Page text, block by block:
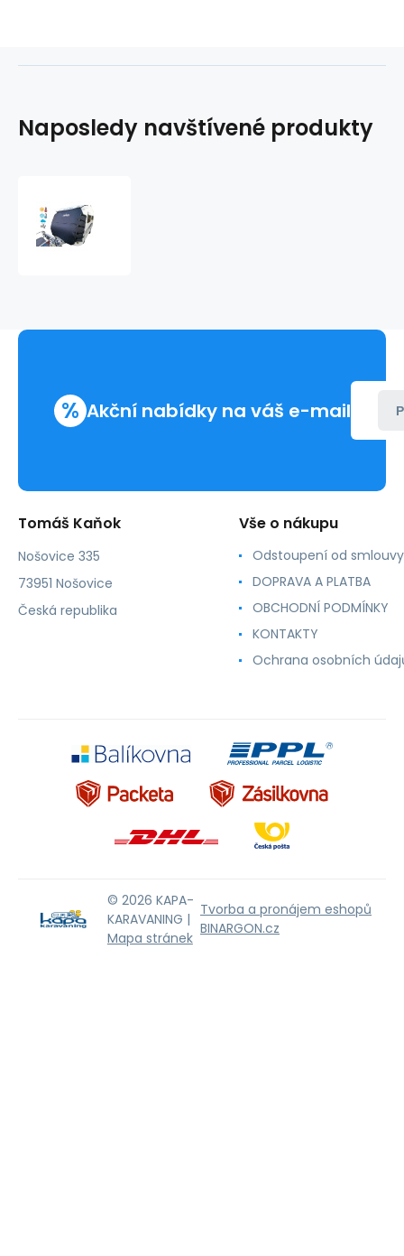
Naposledy navštívené produkty
% Akční nabídky na váš e-mail
Tomáš Kaňok
Nošovice 335
73951 Nošovice
Česká republika
Vše o nákupu
Odstoupení od smlouvy
DOPRAVA A PLATBA
OBCHODNÍ PODMÍNKY
KONTAKTY
Ochrana osobních
© 2026 KAPA-
KARAVANING |
Mapa stránek
Tvorba a pronájem eshopů
BINARGON.cz